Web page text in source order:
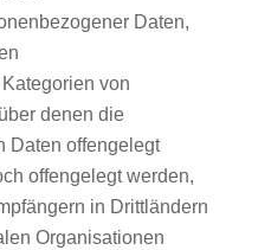
Daten,
von
denen die
Daten offengelegt
offengelegt werden,
in Drittländern
Organisationen